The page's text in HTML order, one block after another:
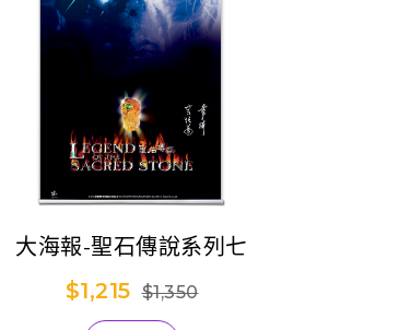
大海報-聖石傳說系列七
$1,215 $1,350